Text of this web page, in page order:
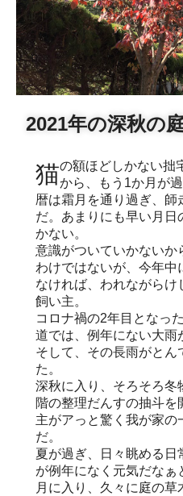
2021年の深秋の
猫の額ほどしかない拙宅の庭の深秋風景を撮ってから、もう1か月が
暦は霜月を通り過ぎ、師
だ。あまりにも早い月日
かない。
意識がついていかないか
わけではないが、今年
なければ、われながら
飼い主。
コロナ禍の2年目となっ
道では、例年にない大雨
そして、その長雨がとん
た。
深秋に入り、そろそろ冬
階の整理だんすの抽斗
主がアっと驚く我が家
だ。
夏が過ぎ、日々眺める日
が例年になく元気だなぁ
月に入り、久々に庭の